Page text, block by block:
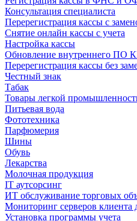
Консультация специалиста
Перерегистрация кассы с
Снятие онлайн кассы с учета
Настройка кассы
Обновление внутреннего ПО
Перерегистрация кассы без
Честный знак
Табак
Товары легкой
Питьевая вода
Фототехника
Парфюмерия
Шины
Обувь
Лекарства
Молочная продукция
IT аутсорсинг
ИТ обслуживание торговых
Мониторинг серверов клиента
Установка программы учета